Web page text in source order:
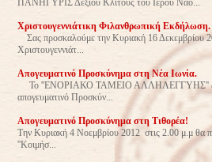
ΠΑΝΗΓΥΡΙΣ Δεξιού Κλίτους του Ιερού Ναο...
Χριστουγεννιάτικη Φιλανθρωπική Εκδήλωση.
Σας προσκαλούμε την Κυριακή 16 Δεκεμβρίου
Χριστουγεννιάτ...
Απογευματινό Προσκύνημα στη Νέα Ιωνία.
Το ''ΕΝΟΡΙΑΚΟ ΤΑΜΕΙΟ ΑΛΛΗΛΕΓΓΥΗΣ''
απογευματινό Προσκύν...
Απογευματινό Προσκύνημα στη Τιθορέα!
Την Κυριακή 4 Νοεμβρίου 2012 στις 2.00 μ.μ θα
''Κοιμήσ...